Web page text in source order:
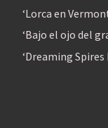
‘Lorca en
‘Bajo el ojo del
‘Dreaming